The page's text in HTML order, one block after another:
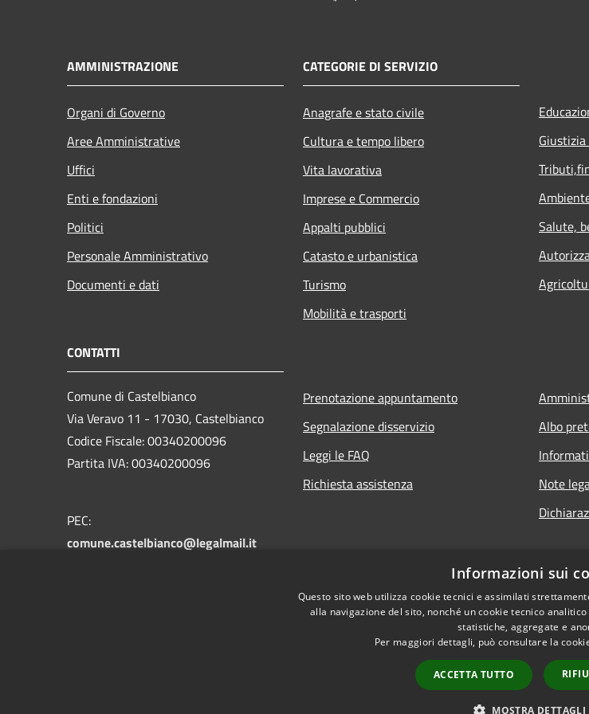
AMMINISTRAZIONE
Organi di Governo
Aree Amministrative
Uffici
Enti e fondazioni
Politici
Personale Amministrativo
Documenti e dati
CATEGORIE DI SERVIZIO
Anagrafe e stato civile
Cultura e tempo libero
Vita lavorativa
Imprese e Commercio
Appalti pubblici
Catasto e urbanistica
Turismo
Mobilità e trasporti
Salute,
CONTATTI
Comune di Castelbianco
Via Veravo 11 - 17030, Castelbianco
Codice Fiscale: 00340200096
Partita IVA: 00340200096
PEC:
comune.castelbianco@legalmail.it
Prenotazione appuntamento
Segnalazione disservizio
Leggi le FAQ
Richiesta assistenza
Albo
Note
Informazioni sui
Questo sito web utilizza cookie tecnici e assimilati
alla navigazione del sito, nonché un cookie tecnico
statistiche, aggregate e
Per maggiori dettagli, può consultare la
ACCETTA TUTTO
MOSTRA DETTAGLI